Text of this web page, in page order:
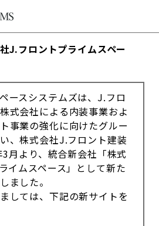
J.フロントプライムスペー
ースシステムズは、J.フロ
式会社による内装事業およ
事業の強化に向けたグルー
、株式会社J.フロント建装
月より、統合新会社「株式
イムスペース」として新た
ました。
しては、下記の新サイトを